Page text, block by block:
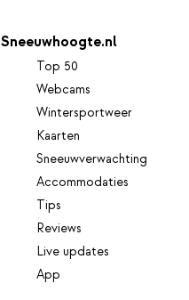
Sneeuwhoogte.nl
Top 50
Webcams
Wintersportweer
Kaarten
Sneeuwverwachting
Accommodaties
Tips
Reviews
Live updates
App